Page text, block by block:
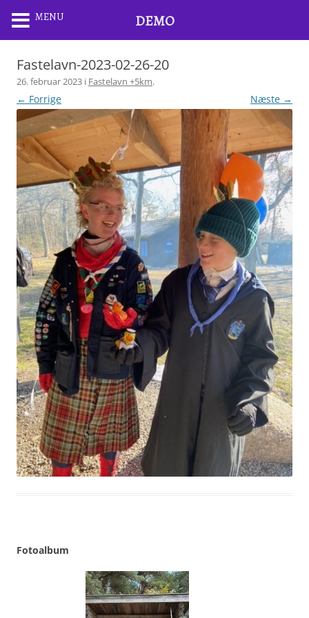
Fastelavn-2023-02-26-20
26. februar 2023 i Fastelavn +5km.
← Forrige Næste →
Fotoalbum
MENU DEMO